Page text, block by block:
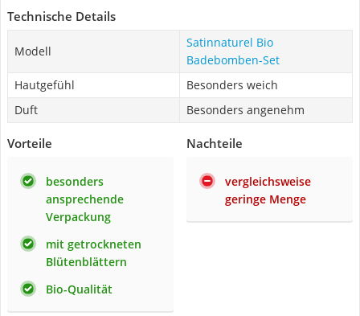
Technische Details
Modell
Satinnaturel Bio
Badebomben-Set
Hautgefühl
Besonders weich
Duft
Besonders angenehm
Vorteile
besonders
ansprechende
Verpackung
mit getrockneten
Blütenblättern
Bio-Qualität
Nachteile
vergleichsweise
geringe Menge